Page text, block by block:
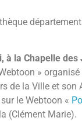
à la Chapelle des
»
de la Ville et son
le Webtoon «
(Clément Marie).